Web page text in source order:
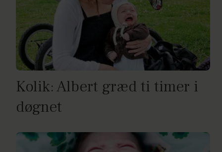
Kolik: Albert græd ti timer i
døgnet